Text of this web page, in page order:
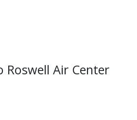
Roswell Air Center